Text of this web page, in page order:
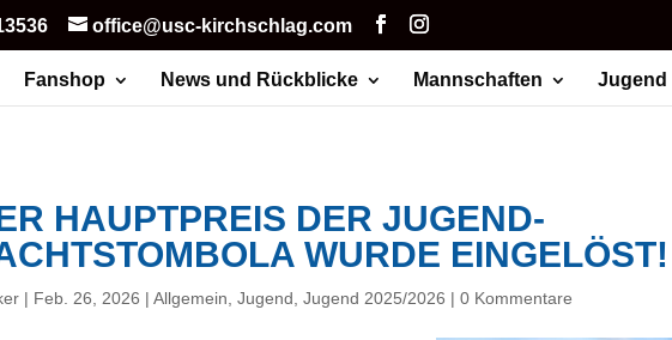
office@usc-kirchschlag.com
Fanshop News und Rückblicke Mannschaften Jugend
HAUPTPREIS DER JUGEND-
WURDE
| Feb. 26, 2026 |Allgemein ,Jugend ,Jugend 2025/2026 |0 Kommentare